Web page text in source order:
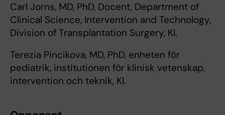
Carl Jorns, MD, PhD, Docent, Department of
Clinical Science, Intervention and Technology,
Division of Transplantation Surgery, KI.
Terezia Pincikova, MD, PhD, enheten för
pediatrik, institutionen för klinisk vetenskap,
intervention och teknik, KI.